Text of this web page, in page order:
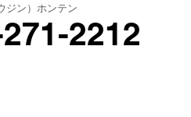
ジン）ホンテン
2212